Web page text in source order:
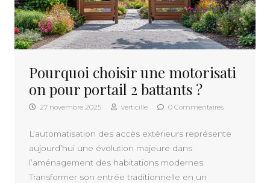
Pourquoi choisir une motorisati
on pour portail 2 battants ?
27 novembre 2025 verticille 0 Commentaires
L’automatisation des accès extérieurs représente
aujourd’hui une évolution majeure dans
l’aménagement des habitations modernes.
Transformer son entrée traditionnelle en un